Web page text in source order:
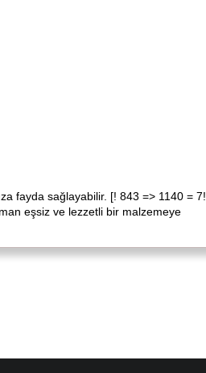
fayda sağlayabilir. [! 843 => 1140 = 7!
eşsiz ve lezzetli bir malzemeye